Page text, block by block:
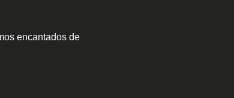
encantados de